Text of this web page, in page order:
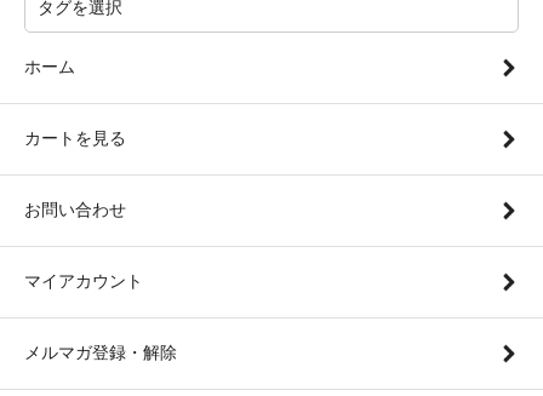
ホーム
カートを見る
お問い合わせ
マイアカウント
メルマガ登録・解除